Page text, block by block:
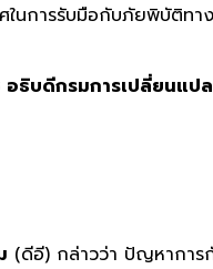
ในการรับมือกับภัยพิบัติท
ธิบดีกรมการเปลี่ยนแป
(ดีอี) กล่าวว่า ปัญหาการกั